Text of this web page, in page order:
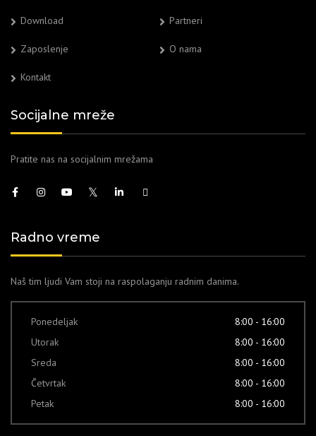
Download Partneri
Zaposlenje O nama
Kontakt
Socijalne mreže
Pratite nas na socijalnim mrežama
Radno vreme
Naš tim ljudi Vam stoji na raspolaganju radnim danima.
Ponedeljak
8:00 - 16:00
Utorak
8:00 - 16:00
Sreda
8:00 - 16:00
Četvrtak
8:00 - 16:00
Petak
8:00 - 16:00